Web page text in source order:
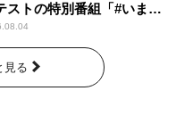
ストの特別番組「#いまあ
に伝えたいこと」
見る